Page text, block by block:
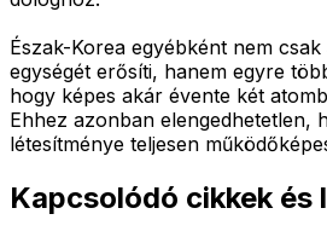
Észak-Korea egyébként nem
egységét erősíti, hanem egyre
hogy képes akár évente két
Ehhez azonban elengedhetetlen,
létesítménye teljesen
Kapcsolódó cikkek és